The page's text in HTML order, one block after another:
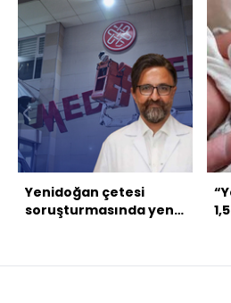
Yenidoğan çetesi
soruşturmasında yeni
ortaya çıktı